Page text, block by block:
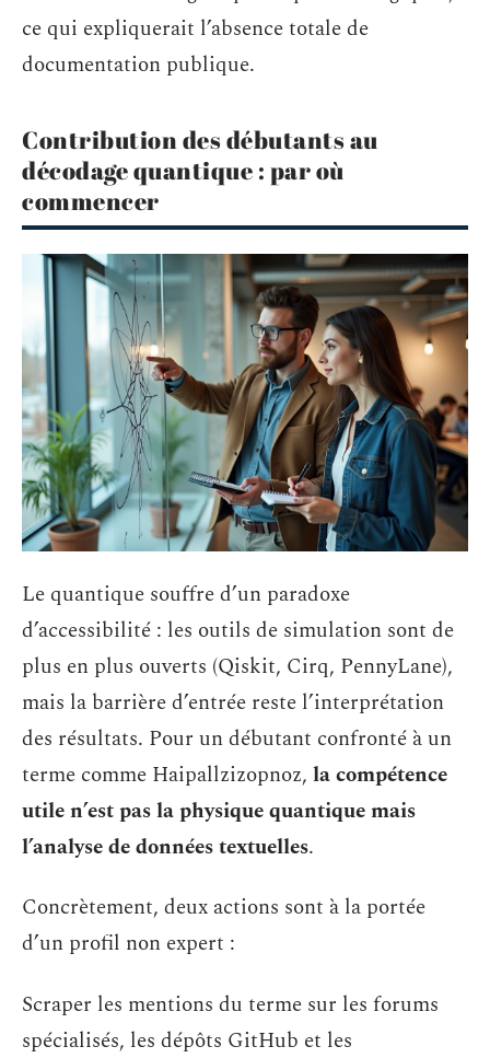
ce qui expliquerait l’absence totale de
documentation publique.
Contribution des débutants au
décodage quantique : par où
commencer
Le quantique souffre d’un paradoxe
d’accessibilité : les outils de simulation sont de
plus en plus ouverts (Qiskit, Cirq, PennyLane),
mais la barrière d’entrée reste l’interprétation
des résultats. Pour un débutant confronté à un
terme comme Haipallzizopnoz, la compétence
utile n’est pas la physique quantique mais
l’analyse de données textuelles.
Concrètement, deux actions sont à la portée
d’un profil non expert :
Scraper les mentions du terme sur les forums
spécialisés, les dépôts GitHub et les